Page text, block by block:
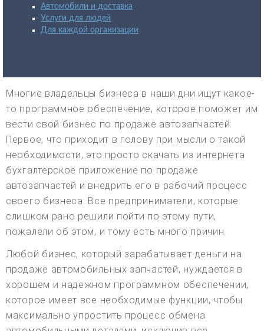
Автомобили и доставка
Услуги для людей
Для каждой организации
Многие владельцы бизнеса в наши дни ищут какое-
то программное обеспечение, которое поможет им
вести свой бизнес по продаже автозапчастей.
Первое, что приходит в голову при мысли о такой
необходимости, это просто скачать из интернета
бухгалтерское приложение по продаже
автозапчастей и внедрить его в рабочий процесс
своего бизнеса. Все предприниматели, которые
слишком рано решили пойти по этому пути,
пожалели об этом, и тому есть много причин.
Любой бизнес, который зарабатывает деньги на
продаже автомобильных запчастей, нуждается в
хорошем и надежном программном обеспечении,
которое имеет все необходимые функции, чтобы
максимально упростить процесс обмена